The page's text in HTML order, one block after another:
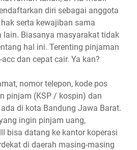
diri sebagai anggota
serta kewajiban sama
lain. Biasanya masyarakat tidak
hal ini. Terenting pinjaman
dan cepat cair. Ya kan?
nomor telepon, kode pos
pinjam (KSP / kospin) dan
di kota Bandung Jawa Barat.
ingin pinjam uang,
bisa datang ke kantor koperasi
di daerah masing-masing